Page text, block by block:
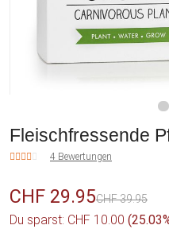
Fleischfressende
4 Bewertungen
CHF 29.95CHF 39.95
Du sparst: CHF 10.00